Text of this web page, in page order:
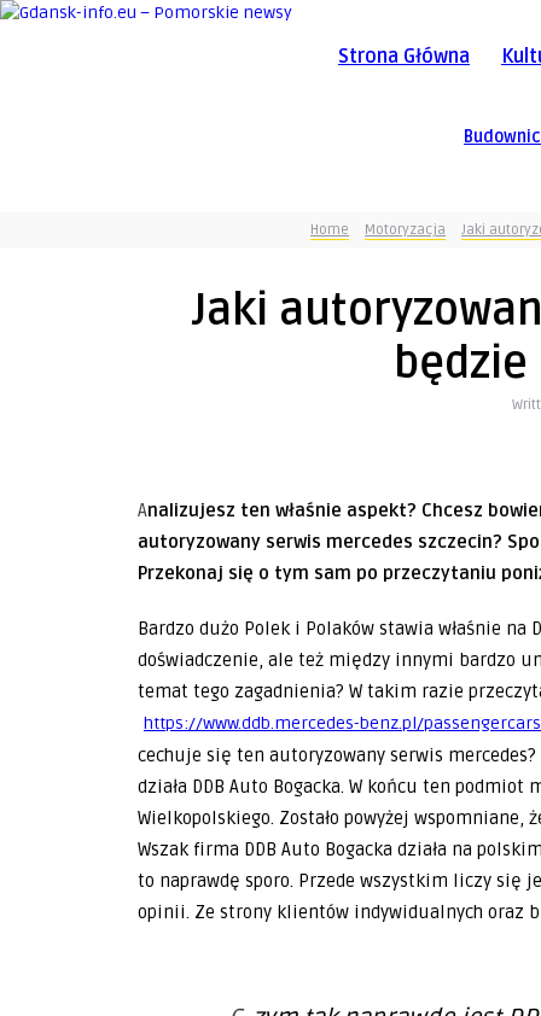
Strona Główna
Home Motoryzacja Jaki
Jaki
Analizujesz ten właśnie aspekt? Chcesz bowiem czym prędzej zdecydować się na jakiś
autoryzowany serwis mercedes szczecin?
Przekonaj się o tym sam po przeczytaniu
Bardzo dużo Polek i Polaków stawia właśnie na
doświadczenie, ale też między innymi bardzo
temat tego zagadnienia? W takim razie
https://www.ddb.mercedes-benz.pl/
cechuje się ten autoryzowany serwis
działa DDB Auto Bogacka. W końcu ten podmiot
Wielkopolskiego. Zostało powyżej
Wszak firma DDB Auto Bogacka działa na
to naprawdę sporo. Przede wszystkim liczy się
opinii. Ze strony klientów indywidualnych oraz